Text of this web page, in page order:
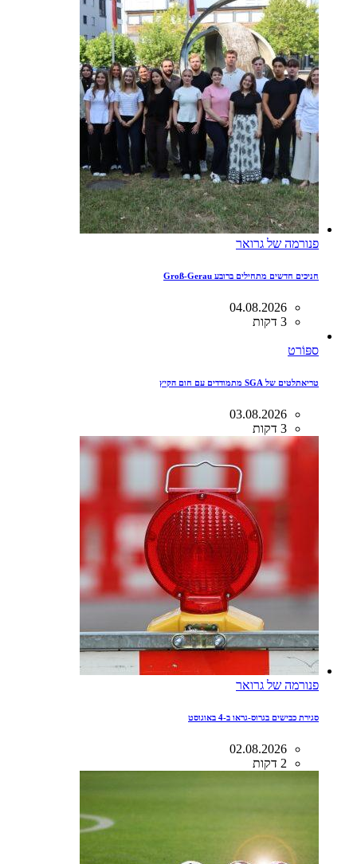
פנורמה של גרואר
חניכים חדשים מתחילים ברובע Groß-Gerau
04.08.2026
3 דקות
ספּוֹרט
טריאתלטים של SGA מתמודדים עם חום הקיץ
03.08.2026
3 דקות
פנורמה של גרואר
סגירת כבישים בגרוס-גראו ב-4 באוגוסט
02.08.2026
2 דקות